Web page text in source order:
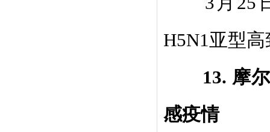
H5N1亚型
13. 摩
感疫情